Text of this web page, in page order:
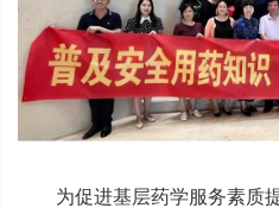
为促进基层药学服务素质